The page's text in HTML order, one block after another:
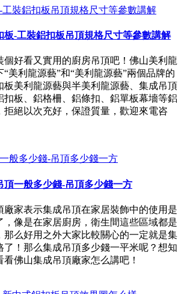
板-工裝鋁扣板吊頂規格尺寸等參數講解
個好看又實用的廚房吊頂吧！佛山美利龍
“美利龍源藝”和“美利龍源藝”兩個品牌的
板美利龍源藝與半美利龍源藝、集成吊頂
扣板、鋁格柵、鋁條扣、鋁單板幕墻等鋁
拒絕以次充好，保證質量，歡迎來電咨
頂一般多少錢-吊頂多少錢一方
廠家表示集成吊頂在家居裝飾中的使用是
，像是在家居廚房，衛生間這些區域都是
那么好用之外大家比較關心的一定就是集
了！那么集成吊頂多少錢一平米呢？想知
看佛山集成吊頂廠家怎么講吧！